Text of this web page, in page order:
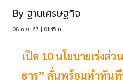
By ฐานเศรษฐกิจ
08 ก.ย. 67 | 01:45 น.
เปิด 10 นโยบายเร่งด่
ธาร” ลั่นพร้อมทำทันที